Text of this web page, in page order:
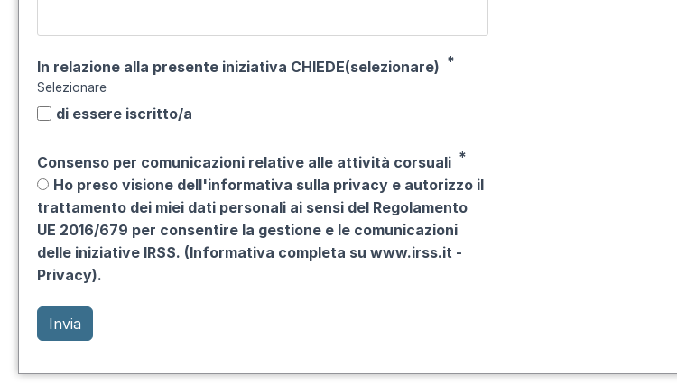
In relazione alla presente iniziativa CHIEDE(selezionare)
Selezionare
di essere iscritto/a
Consenso per comunicazioni relative alle attività corsuali
Ho preso visione dell'informativa sulla privacy e autorizzo il
trattamento dei miei dati personali ai sensi del Regolamento
UE 2016/679 per consentire la gestione e le comunicazioni
delle iniziative IRSS. (Informativa completa su www.irss.it -
Privacy).